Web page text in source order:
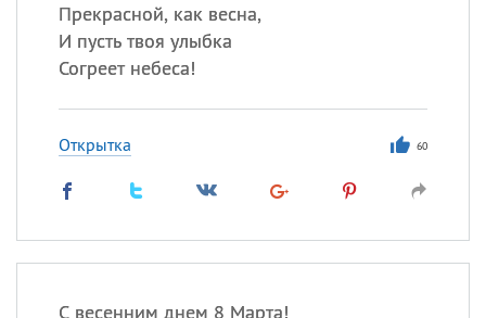
Прекрасной, как весна,
И пусть твоя улыбка
Согреет небеса!
Открытка 60
С весенним днем 8 Марта!